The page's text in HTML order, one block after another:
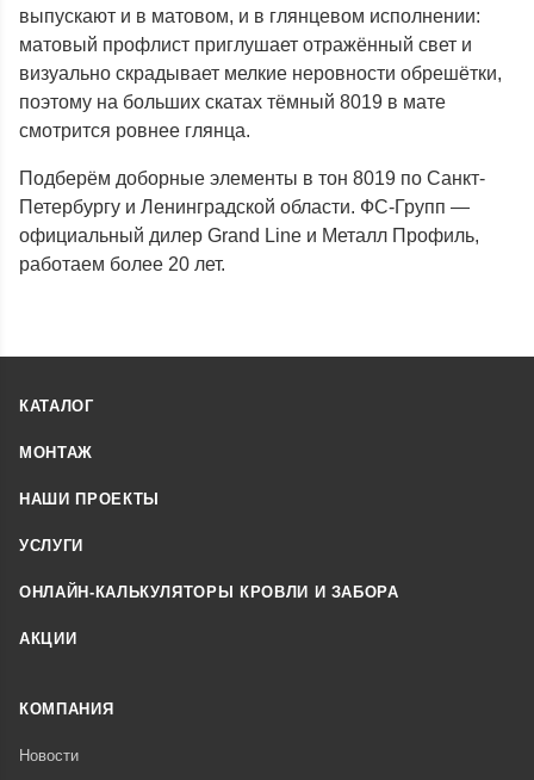
выпускают и в матовом, и в глянцевом исполнении:
матовый профлист приглушает отражённый свет и
визуально скрадывает мелкие неровности обрешётки,
поэтому на больших скатах тёмный 8019 в мате
смотрится ровнее глянца.
Подберём доборные элементы в тон 8019 по Санкт-
Петербургу и Ленинградской области. ФС-Групп —
официальный дилер Grand Line и Металл Профиль,
работаем более 20 лет.
КАТАЛОГ
МОНТАЖ
НАШИ ПРОЕКТЫ
УСЛУГИ
ОНЛАЙН-КАЛЬКУЛЯТОРЫ КРОВЛИ И ЗАБОРА
АКЦИИ
КОМПАНИЯ
Новости